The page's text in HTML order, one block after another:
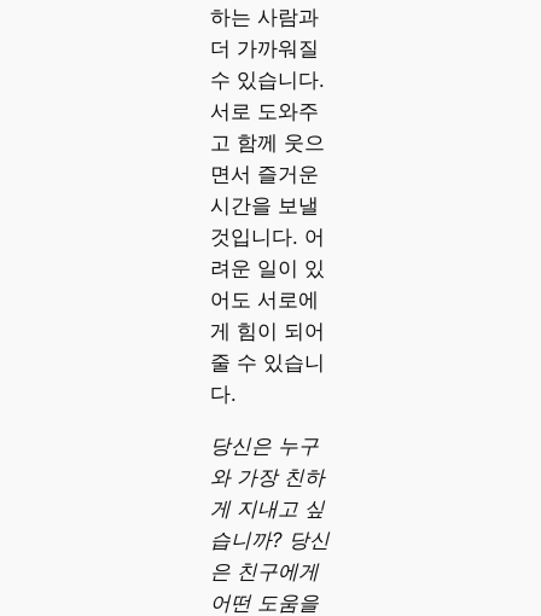
하는 사람과
더 가까워질
수 있습니다.
서로 도와주
고 함께 웃으
면서 즐거운
시간을 보낼
것입니다. 어
려운 일이 있
어도 서로에
게 힘이 되어
줄 수 있습니
다.
당신은 누구
와 가장 친하
게 지내고 싶
습니까? 당신
은 친구에게
어떤 도움을